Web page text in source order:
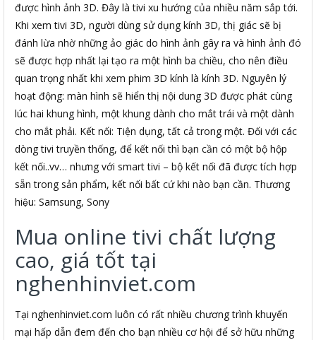
được hình ảnh 3D. Đây là tivi xu hướng của nhiều năm sắp tới.
Khi xem tivi 3D, người dùng sử dụng kính 3D, thị giác sẽ bị
đánh lừa nhờ những ảo giác do hình ảnh gây ra và hình ảnh đó
sẽ được hợp nhất lại tạo ra một hình ba chiều, cho nên điều
quan trọng nhất khi xem phim 3D kính là kính 3D. Nguyên lý
hoạt động: màn hình sẽ hiển thị nội dung 3D được phát cùng
lúc hai khung hình, một khung dành cho mắt trái và một dành
cho mắt phải. Kết nối: Tiện dụng, tất cả trong một. Đối với các
dòng tivi truyền thống, để kết nối thì bạn cần có một bộ hộp
kết nối..vv… nhưng với smart tivi – bộ kết nối đã được tích hợp
sẵn trong sản phẩm, kết nối bất cứ khi nào bạn cần. Thương
hiệu: Samsung, Sony
Mua online tivi chất lượng
cao, giá tốt tại
nghenhinviet.com
Tại nghenhinviet.com luôn có rất nhiều chương trình khuyến
mại hấp dẫn đem đến cho bạn nhiều cơ hội để sở hữu những